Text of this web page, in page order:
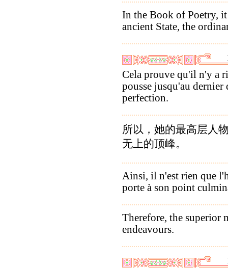
In the Book of Poetry,
ancient State, the
Cela prouve qu'il n'y a
pousse jusqu'au dernier
perfection.
所以，她的最高层人
无上的顶峰。
Ainsi, il n'est rien que
porte à son point
Therefore, the superior
endeavours.